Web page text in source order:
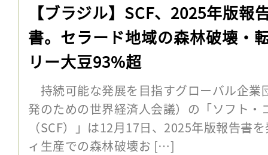
【ブラジル】SCF、2025年版報
書。セラード地域の森林破壊・
リー大豆93%超
持続可能な発展を目指すグローバル企業
発のための世界経済人会議）の「ソフト・
（SCF）」は12月17日、2025年版報告書
ィ生産での森林破壊お […]